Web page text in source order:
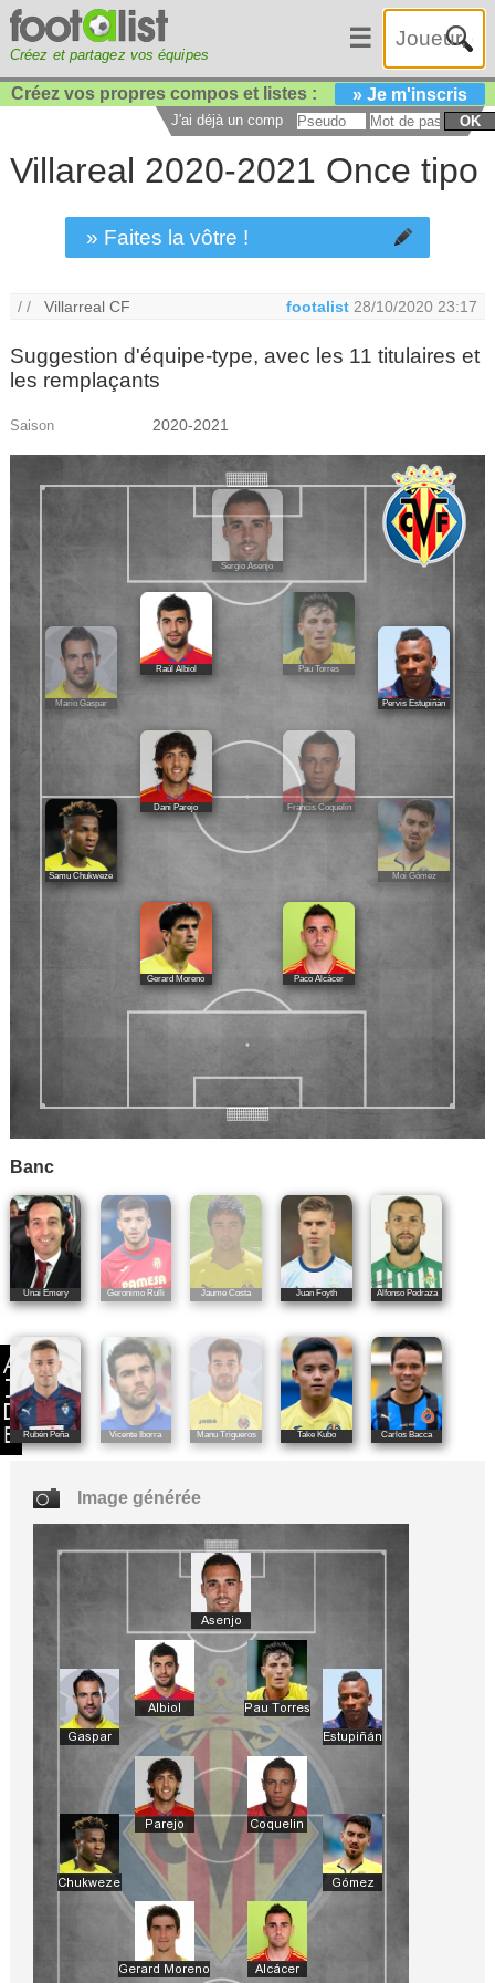
Créez et partagez vos équipes
☰
Créez vos propres compos et listes : » Je m'inscris
J'ai déjà un compte : OK
Villareal 2020-2021 Once tipo
» Faites la vôtre !
/ /Villarreal CF footalist 28/10/2020 23:17
Suggestion d'équipe-type, avec les 11 titulaires et
les remplaçants
Saison 2020-2021
Sergio Asenjo
Mario Gaspar
Raúl Albiol Pau Torres
Pervis Estupiñán
Dani Parejo Francis Coquelin
Samu Chukweze Moi Gómez
Gerard Moreno Paco Alcácer
Banc
Unai Emery Geronimo Rulli Jaume Costa Juan Foyth Alfonso Pedraza
Rubén Peña Vicente Iborra Manu Trigueros Take Kubo Carlos Bacca
Image générée